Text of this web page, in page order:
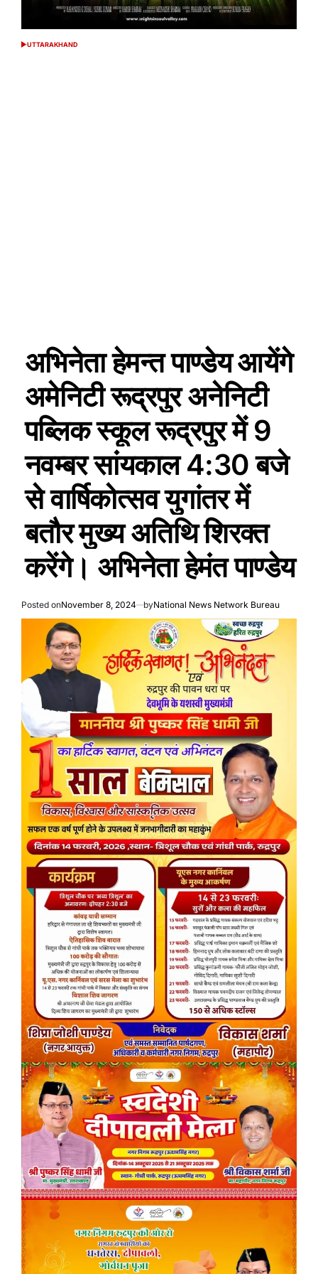
POSTED
UTTARAKHAND
अभिनेता हेमन्त पाण्डेय आयेंगे
अमेनिटी रूद्रपुर अनेनिटी
पब्लिक स्कूल रूद्रपुर में 9
नवम्बर सांयकाल 4:30 बजे
से वार्षिकोत्सव युगांतर में
बतौर मुख्य अतिथि शिरक्त
करेंगे। अभिनेता हेमंत पाण्डेय
Posted onNovember 8, 2024 byNational News Network Bureau